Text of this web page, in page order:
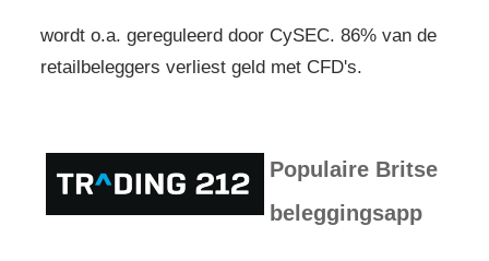
wordt o.a. gereguleerd door CySEC. 86% van de
retailbeleggers verliest geld met CFD's.
Populaire Britse
beleggingsapp